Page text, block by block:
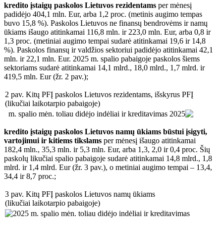
kredito įstaigų paskolos Lietuvos rezidentams per mėnesį
padidėjo 404,1 mln. Eur, arba 1,2 proc. (metinis augimo tempas
buvo 15,8 %). Paskolos Lietuvos ne finansų bendrovėms ir namų
ūkiams išaugo atitinkamai 116,8 mln. ir 223,0 mln. Eur, arba 0,8 ir
1,3 proc. (metiniai augimo tempai sudarė atitinkamai 19,6 ir 14,8
%). Paskolos finansų ir valdžios sektoriui padidėjo atitinkamai 42,1
mln. ir 22,1 mln. Eur. 2025 m. spalio pabaigoje paskolos šiems
sektoriams sudarė atitinkamai 14,1 mlrd., 18,0 mlrd., 1,7 mlrd. ir
419,5 mln. Eur (žr. 2 pav.);
2 pav. Kitų PFĮ paskolos Lietuvos rezidentams, išskyrus PFĮ
(likučiai laikotarpio pabaigoje)
kredito įstaigų paskolos Lietuvos namų ūkiams būstui įsigyti,
vartojimui ir kitiems tikslams per mėnesį išaugo atitinkamai
182,4 mln., 35,3 mln. ir 5,3 mln. Eur, arba 1,3, 2,0 ir 0,4 proc. Šių
paskolų likučiai spalio pabaigoje sudarė atitinkamai 14,8 mlrd., 1,8
mlrd. ir 1,4 mlrd. Eur (žr. 3 pav.), o metiniai augimo tempai – 13,4,
34,4 ir 8,7 proc.;
3 pav. Kitų PFĮ paskolos Lietuvos namų ūkiams
(likučiai laikotarpio pabaigoje)